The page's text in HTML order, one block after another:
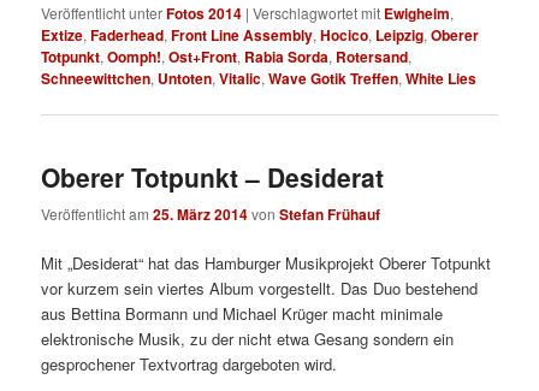
Veröffentlicht unterFotos 2014 |Verschlagwortet mit Ewigheim,
Extize,Faderhead,Front Line Assembly,Hocico, Leipzig,Oberer
Totpunkt,Oomph!,Ost+Front, Rabia Sorda, Rotersand,
Schneewittchen, Untoten,Vitalic,Wave Gotik Treffen,White Lies
Oberer Totpunkt – Desiderat
Veröffentlicht am25. März 2014vonStefan Frühauf
Mit „Desiderat“ hat das Hamburger Musikprojekt Oberer Totpunkt
vor kurzem sein viertes Album vorgestellt. Das Duo bestehend
aus Bettina Bormann und Michael Krüger macht minimale
elektronische Musik, zu der nicht etwa Gesang sondern ein
gesprochener Textvortrag dargeboten wird.